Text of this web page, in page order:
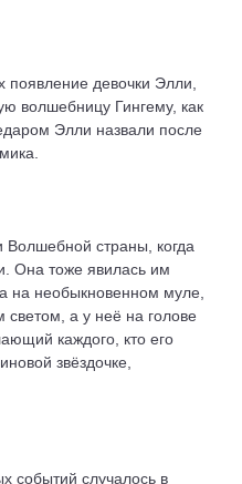
девочки Элли,
волшебницу Гингему, как
Элли назвали после
страны, когда
Она тоже явилась им
на необыкновенном муле,
светом, а у неё на голове
каждого, кто его
звёздочке,
событий случалось в